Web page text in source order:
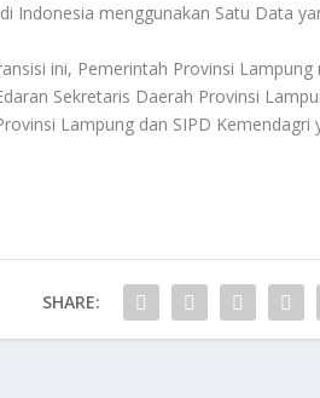
Indonesia menggunakan Satu Data
ini, Pemerintah Provinsi
Sekretaris Daerah Provinsi
Lampung dan SIPD
SHARE: